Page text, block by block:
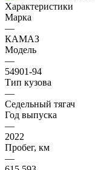
Характеристики
Марка
—
КАМАЗ
Модель
—
54901-94
Тип кузова
—
Седельный тягач
Год выпуска
—
2022
Пробег, км
—